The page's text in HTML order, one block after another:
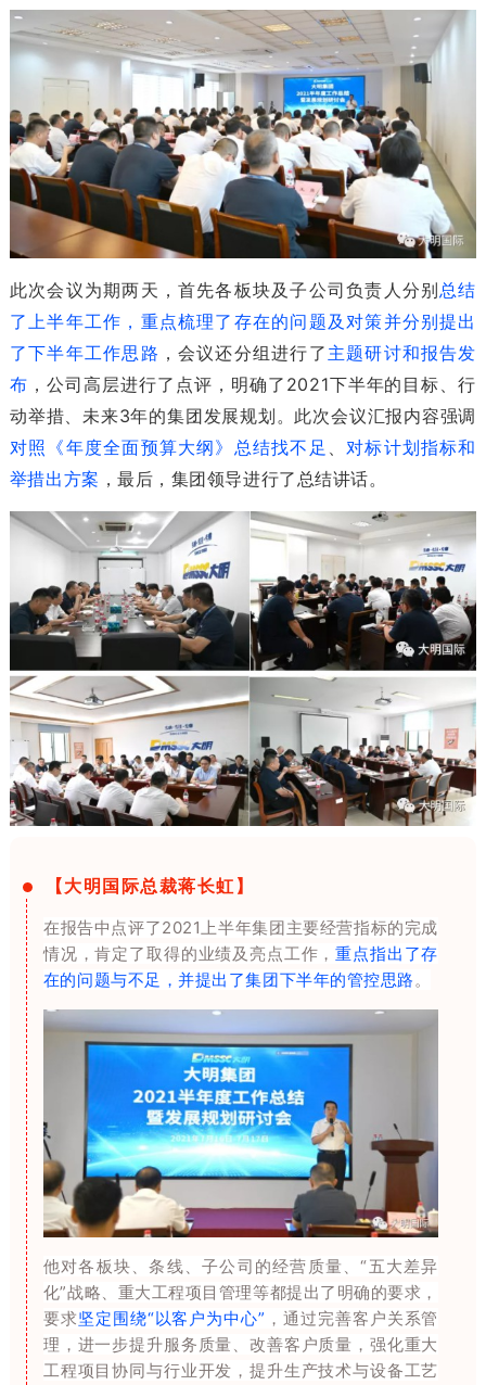
系
此次会议为期两天，首先各板块及子公司负责人分别总结
了上半年工作，重点梳理了存在的问题及对策并分别提出
了下半年工作思路 ，会议还分组进行了 主题研讨和报告发
布 ，公司高层进行了点评，明确了2021下半年的目标、行
动举措、未来3年的集团发展规划。此次会议汇报内容强调
对照《年度全面预算大纲》总结找不足
对标计划指标和
举措出方案 ，最后，集团领导进行了总结讲话。
【大明国际总裁蒋长虹】
在报告中点评了2021上半年集团主要经营指标的完成
情况，肯定了取得的业绩及亮点工作，重点指出了存
在的问题与不足，并提出了集团下半年的管控思路。
他对各板块、条线、子公司的经营质量、“五大差异
化”战略、重大工程项目管理等都提出了明确的要求，
要求坚定围绕“以客户为中心” ，通过完善客户关系管
理，进一步提升服务质量、改善客户质量，强化重大
工程项目协同与行业开发，提升生产技术与设备工艺